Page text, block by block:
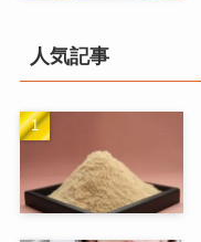
人気記事